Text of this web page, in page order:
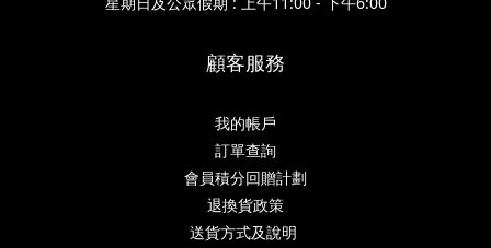
顧客服務
我的帳戶
訂單查詢
會員積分回贈計劃
退換貨政策
送貨方式及說明